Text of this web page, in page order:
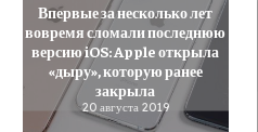
Впервые за несколько лет
вовремя сломали последнюю
версию iOS: Apple открыла
«дыру», которую ранее
закрыла
20 августа 2019